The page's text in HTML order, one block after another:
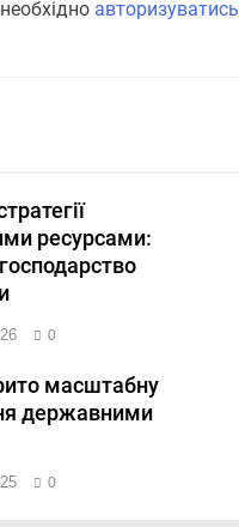
авторизуватись
ресурсами:
0
масштабну
державними
0